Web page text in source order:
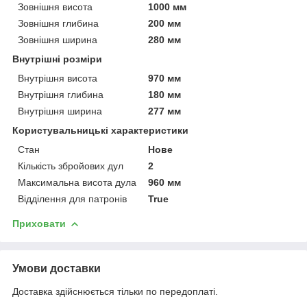
Зовнішня висота
1000 мм
Зовнішня глибина
200 мм
Зовнішня ширина
280 мм
Внутрішні розміри
Внутрішня висота
970 мм
Внутрішня глибина
180 мм
Внутрішня ширина
277 мм
Користувальницькі характеристики
Стан
Нове
Кількість збройових дул
2
Максимальна висота дула
960 мм
Відділення для патронів
True
Приховати
Умови доставки
Доставка здійснюється тільки по передоплаті.